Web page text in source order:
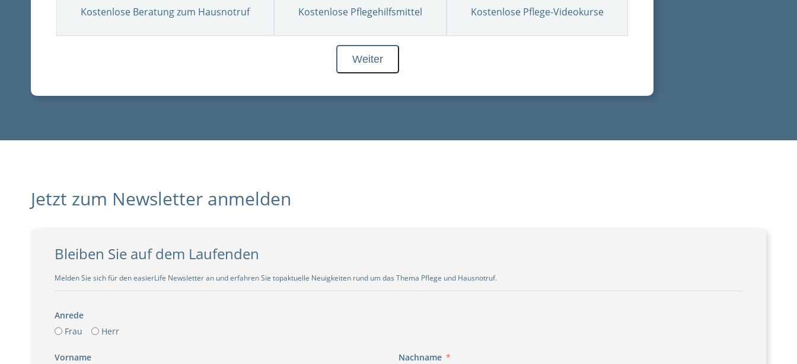
Kostenlose Beratung zum Hausnotruf Kostenlose Pflegehilfsmittel Kostenlose Pflege-Videokurse
Weiter
Jetzt zum Newsletter anmelden
Bleiben Sie auf dem Laufenden
Melden Sie sich für den easierLife Newsletter an und erfahren Sie topaktuelle Neuigkeiten rund um das Thema Pflege und Hausnotruf.
Anrede
Frau
Herr
Vorname Nachname